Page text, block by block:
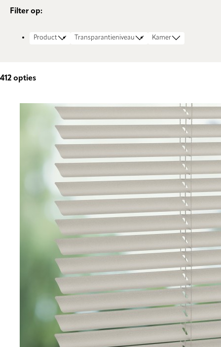
Filter op:
Product Transparantieniveau Kamer
412 opties